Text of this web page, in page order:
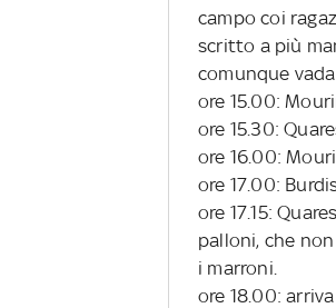
campo coi
scritto a più
comunque
ore 15.00:
ore 15.30:
ore 16.00:
ore 17.00:
ore 17.15:
palloni, che
i marroni.
ore 18.00: